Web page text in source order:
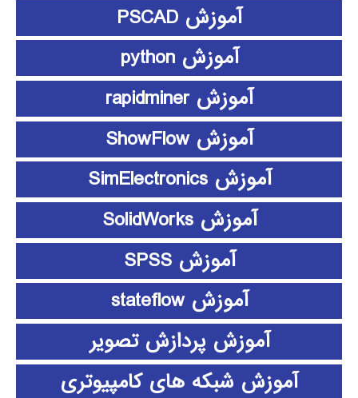
آموزش PSCAD
آموزش python
آموزش rapidminer
آموزش ShowFlow
آموزش SimElectronics
آموزش SolidWorks
آموزش SPSS
آموزش stateflow
آموزش پردازش تصویر
آموزش شبکه های کامپیوتری